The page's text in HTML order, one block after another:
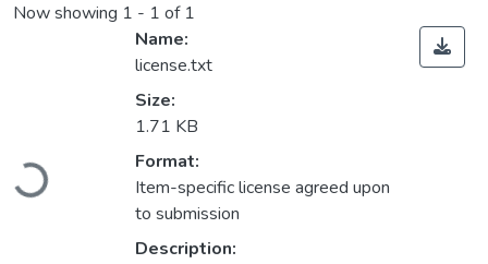
Now showing 1 - 1 of 1
Loading...
Name:
license.txt
Size:
1.71 KB
Format:
Item-specific license agreed upon
to submission
Description: